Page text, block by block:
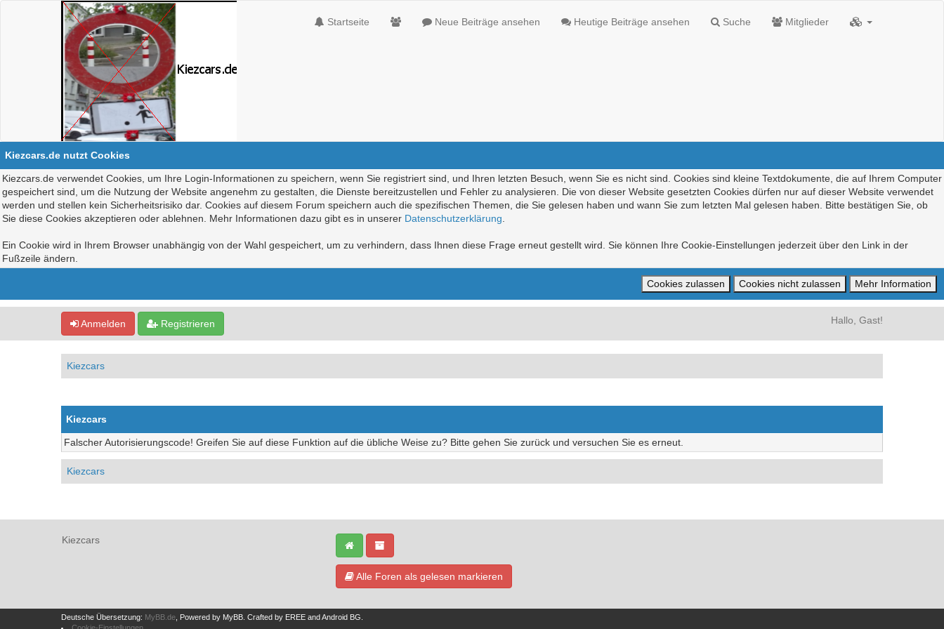
Startseite Neue Beiträge ansehen Heutige Beiträge ansehen Suche Mitglieder
Kiezcars.de nutzt Cookies
Kiezcars.de verwendet Cookies, um Ihre Login-Informationen zu speichern, wenn Sie registriert sind, und Ihren letzten Besuch, wenn Sie es nicht sind. Cookies sind kleine Textdokumente, die auf Ihrem Computer
gespeichert sind, um die Nutzung der Website angenehm zu gestalten, die Dienste bereitzustellen und Fehler zu analysieren. Die von dieser Website gesetzten Cookies dürfen nur auf dieser Website verwendet
werden und stellen kein Sicherheitsrisiko dar. Cookies auf diesem Forum speichern auch die spezifischen Themen, die Sie gelesen haben und wann Sie zum letzten Mal gelesen haben. Bitte bestätigen Sie, ob
Sie diese Cookies akzeptieren oder ablehnen. Mehr Informationen dazu gibt es in unserer Datenschutzerklärung
Ein Cookie wird in Ihrem Browser unabhängig von der Wahl gespeichert, um zu verhindern, dass Ihnen diese Frage erneut gestellt wird. Sie können Ihre Cookie-Einstellungen jederzeit über den Link in der
Fußzeile ändern.
Anmelden Registrieren Hallo, Gast!
Kiezcars
Kiezcars
Falscher Autorisierungscode! Greifen Sie auf diese Funktion auf die übliche Weise zu? Bitte gehen Sie zurück und versuchen Sie es erneut.
Kiezcars
Kiezcars
Alle Foren als gelesen markieren
Deutsche Übersetzung: MyBB.de , Powered by MyBB Crafted by EREE andAndroid BG